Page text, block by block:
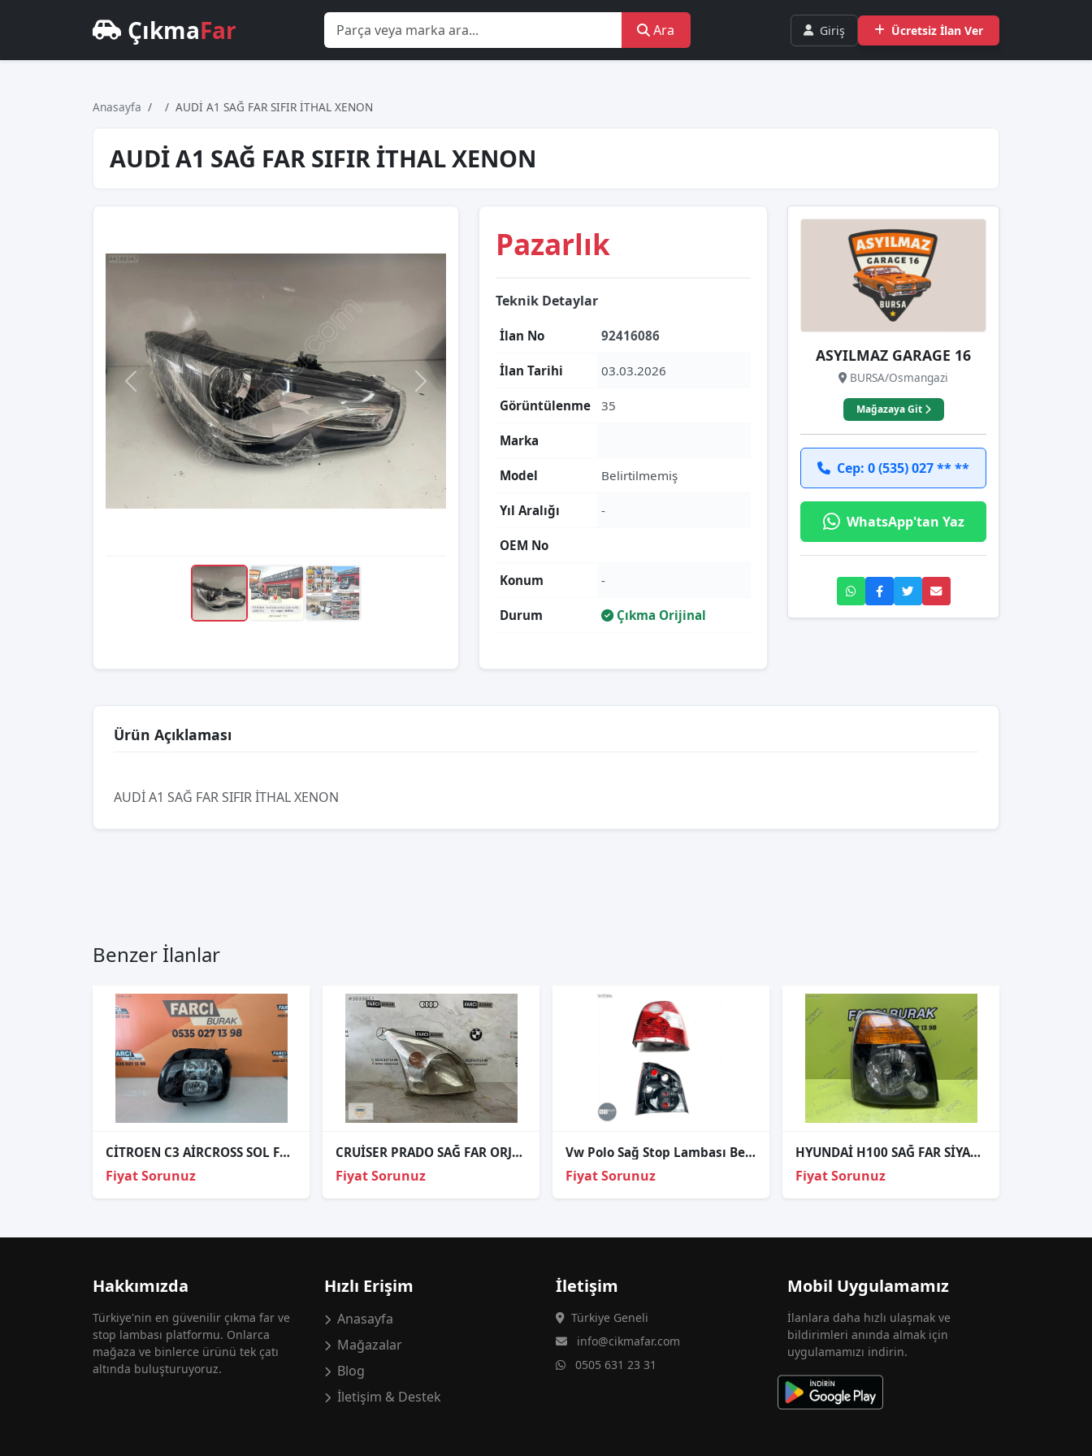
ÇıkmaFar Ara Giriş Ücretsiz İlan Ver
Anasayfa AUDİ A1 SAĞ FAR SIFIR İTHAL XENON
AUDİ A1 SAĞ FAR SIFIR İTHAL XENON
Pazarlık
Teknik Detaylar
İlan No 92416086
İlan Tarihi 03.03.2026
Görüntülenme 35
Marka
Model Belirtilmemiş
Yıl Aralığı -
OEM No
Konum -
Durum Çıkma Orijinal
ASYILMAZ GARAGE 16
BURSA/Osmangazi
Mağazaya Git
Cep: 0 (535) 027 ** **
WhatsApp'tan Yaz
Ürün Açıklaması
AUDİ A1 SAĞ FAR SIFIR İTHAL XENON
Benzer İlanlar
CİTROEN C3 AİRCROSS SOL FAR ORJİNAL
Fiyat Sorunuz
CRUİSER PRADO SAĞ FAR ORJİNAL
Fiyat Sorunuz
Vw Polo Sağ Stop Lambası Beyaz Sinyalli 2002-2005
Fiyat Sorunuz
HYUNDAİ H100 SAĞ FAR SİYAH ZEMİN ORJİNAL 2012- 92102-4F510
Fiyat Sorunuz
Hakkımızda
Türkiye'nin en güvenilir çıkma far ve
stop lambası platformu. Onlarca
mağaza ve binlerce ürünü tek çatı
altında buluşturuyoruz.
Hızlı Erişim
Anasayfa
Mağazalar
Blog
İletişim & Destek
İletişim
Türkiye Geneli
info@cikmafar.com
0505 631 23 31
Mobil Uygulamamız
İlanlara daha hızlı ulaşmak ve
bildirimleri anında almak için
uygulamamızı indirin.